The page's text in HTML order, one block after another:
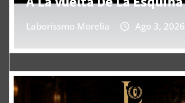
Laborissmo Morelia Ago 7, 2026